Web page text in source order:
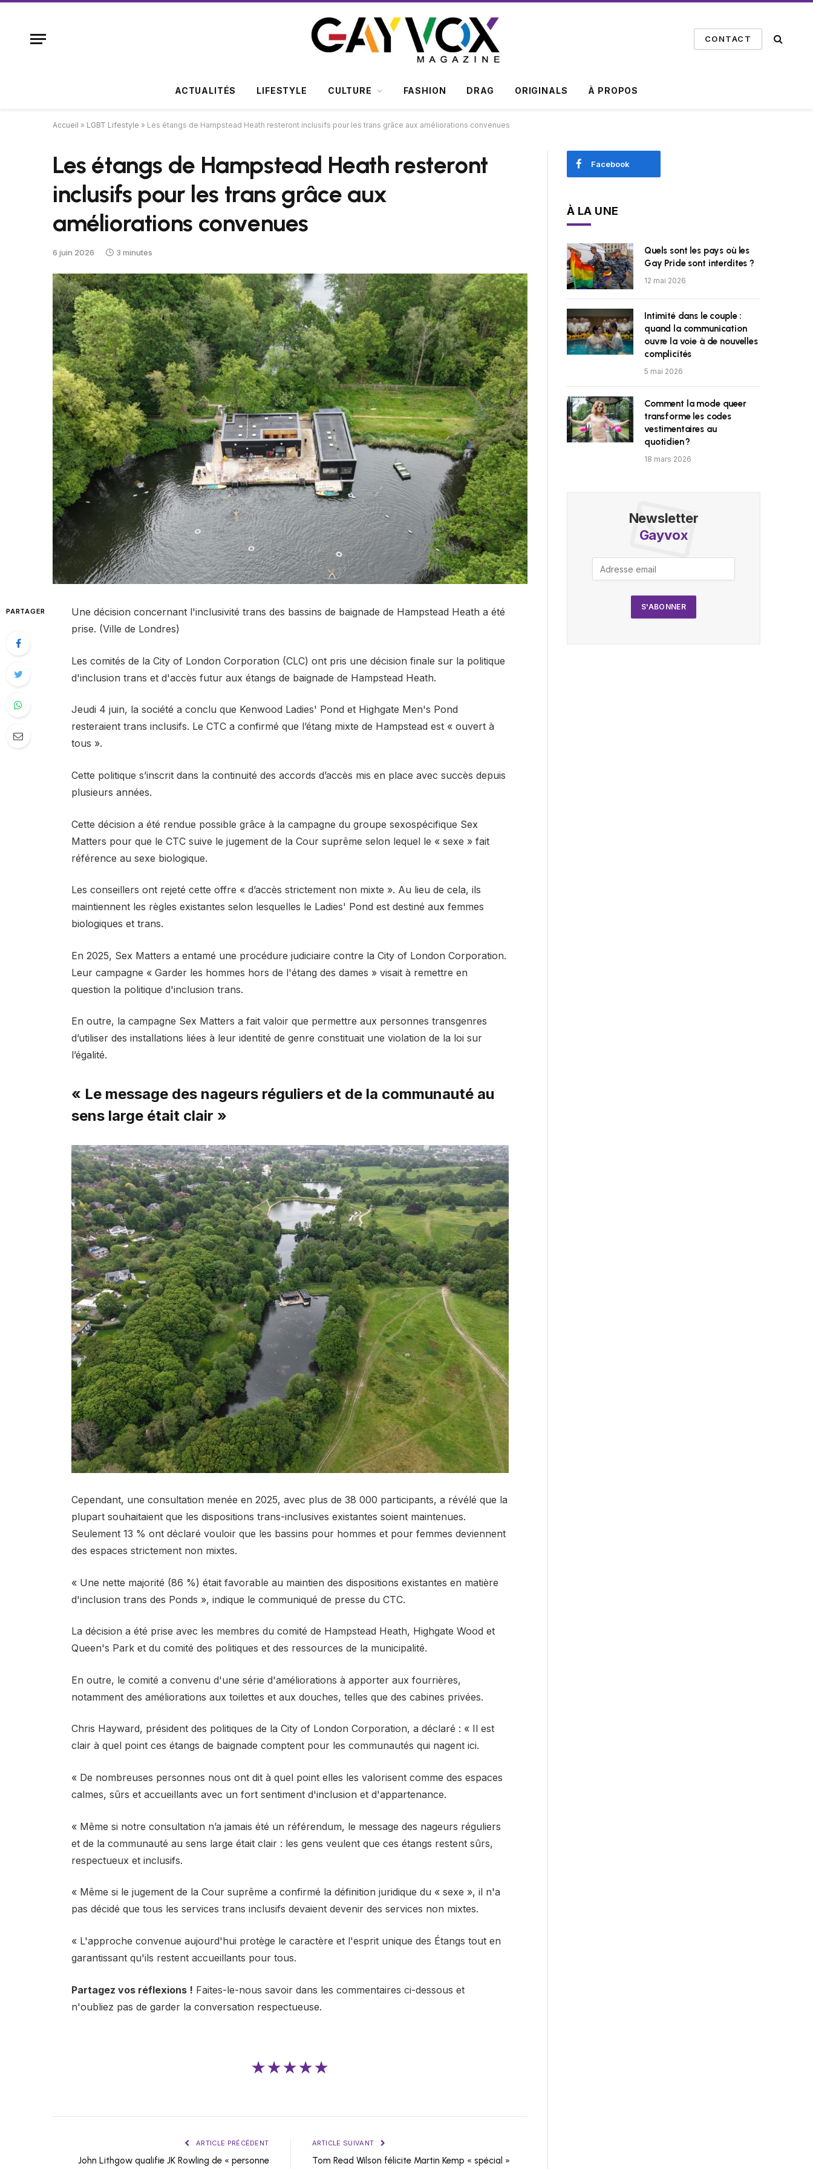
CONTACT
ACTUALITÉS LIFESTYLE CULTURE FASHION DRAG ORIGINALS À PROPOS
Accueil » LGBT Lifestyle » Les étangs de Hampstead Heath resteront inclusifs pour les trans grâce aux améliorations convenues
Les étangs de Hampstead Heath resteront
inclusifs pour les trans grâce aux
améliorations convenues
6 juin 2026 3 minutes
PARTAGER
Une décision concernant l'inclusivité trans des bassins de baignade de Hampstead Heath a été
prise. (Ville de Londres)
Les comités de la City of London Corporation (CLC) ont pris une décision finale sur la politique
d'inclusion trans et d'accès futur aux étangs de baignade de Hampstead Heath.
Jeudi 4 juin, la société a conclu que Kenwood Ladies' Pond et Highgate Men's Pond
resteraient trans inclusifs. Le CTC a confirmé que l’étang mixte de Hampstead est « ouvert à
tous ».
Cette politique s’inscrit dans la continuité des accords d’accès mis en place avec succès depuis
plusieurs années.
Cette décision a été rendue possible grâce à la campagne du groupe sexospécifique Sex
Matters pour que le CTC suive le jugement de la Cour suprême selon lequel le « sexe » fait
référence au sexe biologique.
Les conseillers ont rejeté cette offre « d’accès strictement non mixte ». Au lieu de cela, ils
maintiennent les règles existantes selon lesquelles le Ladies' Pond est destiné aux femmes
biologiques et trans.
En 2025, Sex Matters a entamé une procédure judiciaire contre la City of London Corporation.
Leur campagne « Garder les hommes hors de l'étang des dames » visait à remettre en
question la politique d'inclusion trans.
En outre, la campagne Sex Matters a fait valoir que permettre aux personnes transgenres
d’utiliser des installations liées à leur identité de genre constituait une violation de la loi sur
l’égalité.
« Le message des nageurs réguliers et de la communauté au
sens large était clair »
Cependant, une consultation menée en 2025, avec plus de 38 000 participants, a révélé que la
plupart souhaitaient que les dispositions trans-inclusives existantes soient maintenues.
Seulement 13 % ont déclaré vouloir que les bassins pour hommes et pour femmes deviennent
des espaces strictement non mixtes.
« Une nette majorité (86 %) était favorable au maintien des dispositions existantes en matière
d'inclusion trans des Ponds », indique le communiqué de presse du CTC.
La décision a été prise avec les membres du comité de Hampstead Heath, Highgate Wood et
Queen's Park et du comité des politiques et des ressources de la municipalité.
En outre, le comité a convenu d'une série d'améliorations à apporter aux fourrières,
notamment des améliorations aux toilettes et aux douches, telles que des cabines privées.
Chris Hayward, président des politiques de la City of London Corporation, a déclaré : « Il est
clair à quel point ces étangs de baignade comptent pour les communautés qui nagent ici.
« De nombreuses personnes nous ont dit à quel point elles les valorisent comme des espaces
calmes, sûrs et accueillants avec un fort sentiment d'inclusion et d'appartenance.
« Même si notre consultation n’a jamais été un référendum, le message des nageurs réguliers
et de la communauté au sens large était clair : les gens veulent que ces étangs restent sûrs,
respectueux et inclusifs.
« Même si le jugement de la Cour suprême a confirmé la définition juridique du « sexe », il n'a
pas décidé que tous les services trans inclusifs devaient devenir des services non mixtes.
« L'approche convenue aujourd'hui protège le caractère et l'esprit unique des Étangs tout en
garantissant qu'ils restent accueillants pour tous.
Partagez vos réflexions ! Faites-le-nous savoir dans les commentaires ci-dessous et
n'oubliez pas de garder la conversation respectueuse.
★★★★★
ARTICLE PRÉCÉDENT
John Lithgow qualifie JK Rowling de « personne
ARTICLE SUIVANT
Tom Read Wilson félicite Martin Kemp « spécial »
Facebook
À LA UNE
Quels sont les pays où les
Gay Pride sont interdites ?
12 mai 2026
Intimité dans le couple :
quand la communication
ouvre la voie à de nouvelles
complicités
5 mai 2026
Comment la mode queer
transforme les codes
vestimentaires au
quotidien ?
18 mars 2026
Newsletter
Gayvox